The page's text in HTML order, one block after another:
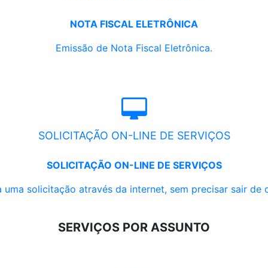
NOTA FISCAL ELETRÔNICA
Emissão de Nota Fiscal Eletrônica.
SOLICITAÇÃO ON-LINE DE SERVIÇOS
SOLICITAÇÃO ON-LINE DE SERVIÇOS
uma solicitação através da internet, sem precisar sair de
SERVIÇOS POR ASSUNTO